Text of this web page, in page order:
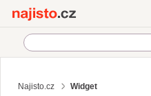
Najisto.cz Widget